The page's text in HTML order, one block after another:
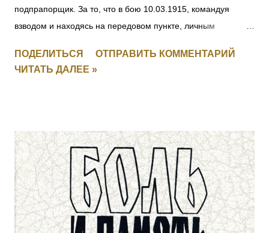
подпрапорщик. За то, что в бою 10.03.1915, командуя
взводом и находясь на передовом пункте, личным
отбил противника и удержал за собой позицию. [II-8059, III-
52383, IV-53035] 3001 СМИРНОВ Федул — 4 Финляндский
подчиненных и увлек их за собой в атаку, заняв
укрепленные окопы противника. [II-8075, III-52277, IV-93711]
3002 КАТКОВ Моисей — 4 Финляндский стр. полк,
подпрапорщик. За то, что в бою 6.02.1915, за убылью
ротного командира, принял командование ротой, и своей
распорядительностью удержал порядок и отбил атаку
ПОДЕЛИТЬСЯ
ОТПРАВИТЬ КОММЕНТАРИЙ
ЧИТАТЬ ДАЛЕЕ »